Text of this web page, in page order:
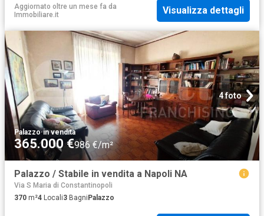
Aggiornato oltre un mese fa da
Immobiliare.it
Visualizza dettagli
4 foto
Palazzo·in vendita
365.000 €986 €/m²
Palazzo / Stabile in vendita a Napoli NA
Via S Maria di Constantinopoli
370 m²4 Locali3 BagniPalazzo